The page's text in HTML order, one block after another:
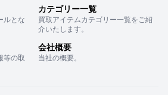
ルとな
カテゴリー一覧
買取アイテムカテゴリー一覧をご紹
介いたします。
等の取
会社概要
当社の概要。